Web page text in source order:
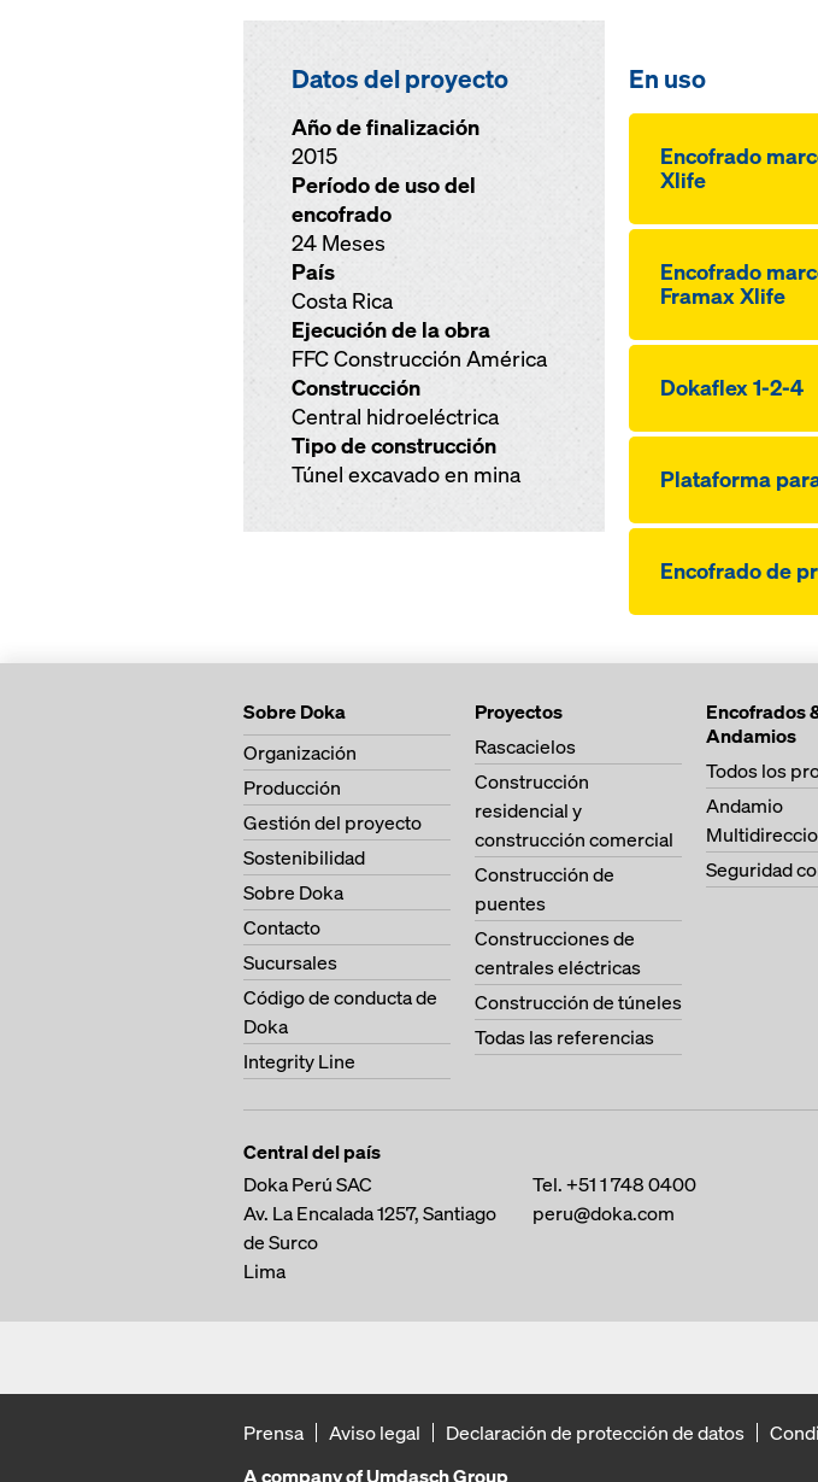
Datos del proyecto
Año de finalización
2015
Período de uso del
encofrado
24 Meses
País
Costa Rica
Ejecución de la obra
FFC Construcción América
Construcción
Central hidroeléctrica
Tipo de construcción
Túnel excavado en mina
En uso
Encofrado
Xlife
Encofrado
Framax Xlife
Dokaflex 1-2-4
Plataforma
Encofrado de
Sobre Doka
Organización
Producción
Gestión del proyecto
Sostenibilidad
Sobre Doka
Contacto
Sucursales
Código de conducta de
Doka
Integrity Line
Proyectos
Rascacielos
Construcción
residencial y
construcción comercial
Construcción de
puentes
Construcciones de
centrales eléctricas
Construcción de túneles
Todas las referencias
Encofrados
Andamios
Todos los
Andamio
Seguridad
Central del país
Doka Perú SAC
Av. La Encalada 1257,Santiago
de Surco
Lima
Tel.+51 1 748 0400
peru@doka.com
Prensa Aviso legal Declaración de protección de datos
A company of Umdasch Group